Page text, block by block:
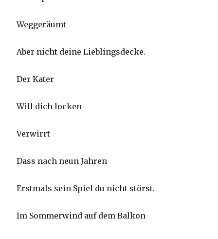
Weggeräumt
Aber nicht deine Lieblingsdecke.
Der Kater
Will dich locken
Verwirrt
Dass nach neun Jahren
Erstmals sein Spiel du nicht störst.
Im Sommerwind auf dem Balkon